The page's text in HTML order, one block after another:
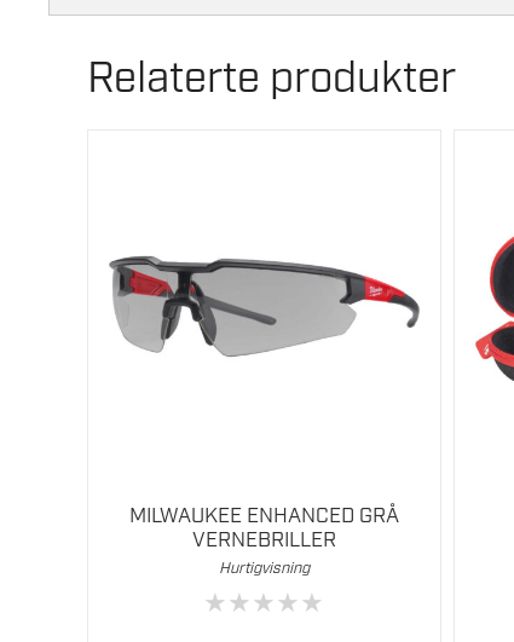
Relaterte produkter
MILWAUKEE ENHANCED GRÅ
VERNEBRILLER
Hurtigvisning
★★★★★